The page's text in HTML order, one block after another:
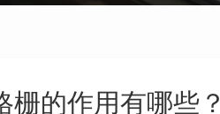
栅的作用有哪些？